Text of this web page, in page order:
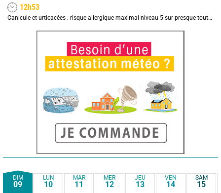
12h53
Canicule et urticacées : risque allergique maximal niveau 5 sur presque toute la France lundi
DIM
09
LUN
10
MAR
11
MER
12
JEU
13
VEN
14
SAM
15